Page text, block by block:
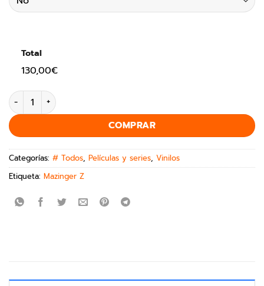
Total
130,00€
COMPRAR
Categorías: # Todos, Películas y series, Vinilos
Etiqueta: Mazinger Z